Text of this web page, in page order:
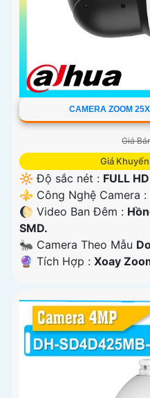
CAMERA ZOOM
Giá
Giá
🔆 Độ sắc nét : FULL
⚜️ Công Nghệ Camera :
🌔 Video Ban Đêm :
SMD.
🐜 Camera Theo Mẫu
️🔮 Tích Hợp : Xoay